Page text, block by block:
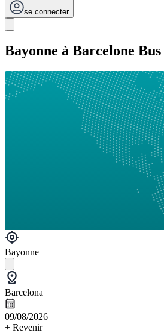
se connecter
Bayonne à Barcelone Bus
Bayonne
Barcelona
09/08/2026
+ Revenir